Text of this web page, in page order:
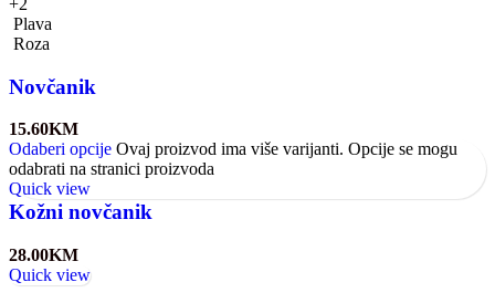
Plava
Roza
Novčanik
15.60KM
Odaberi opcije Ovaj proizvod ima više varijanti. Opcije se mogu
odabrati na stranici proizvoda
Quick view
Kožni novčanik
28.00KM
Quick view